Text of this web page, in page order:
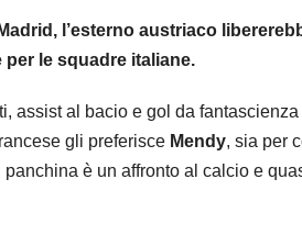
l’esterno austriaco
le squadre italiane.
assist al bacio e gol da
gli preferisce Mendy, sia per
è un affronto al calcio e